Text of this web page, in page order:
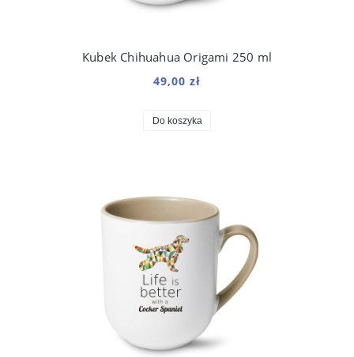
Kubek Chihuahua Origami 250 ml
49,00 zł
Do koszyka